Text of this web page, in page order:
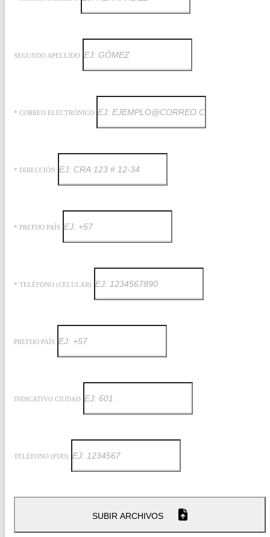
SEGUNDO APELLIDO
* CORREO ELECTRÓNICO
* DIRECCIÓN
* PREFIJO PAÍS
* TELÉFONO (CELULAR)
PREFIJO PAÍS
INDICATIVO CIUDAD
TELÉFONO (FIJO)
SUBIR ARCHIVOS